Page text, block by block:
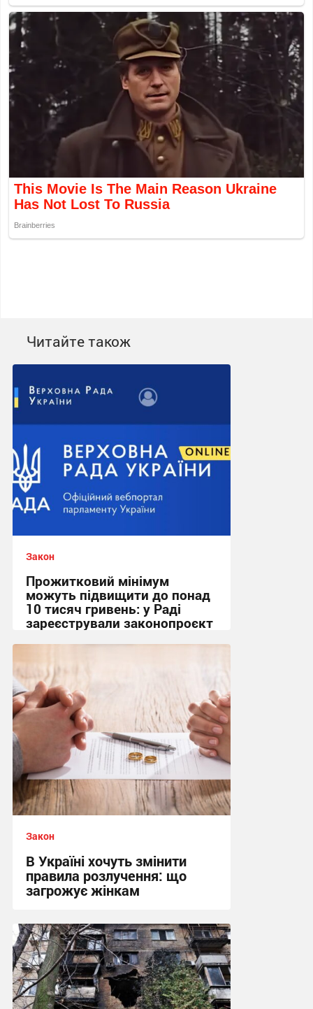
Читайте також
Закон
Прожитковий мінімум
можуть підвищити до понад
10 тисяч гривень: у Раді
зареєстрували законопроєкт
Закон
В Україні хочуть змінити
правила розлучення: що
загрожує жінкам
16:01, 1.05.2026